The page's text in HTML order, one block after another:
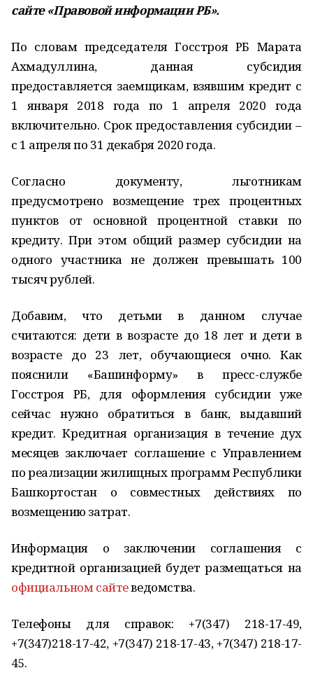
сайте «Правовой информации РБ».
По словам председателя Госстроя РБ Марата
Ахмадуллина, данная субсидия
предоставляется заемщикам, взявшим кредит с
1 января 2018 года по 1 апреля 2020 года
включительно. Срок предоставления субсидии –
с 1 апреля по 31 декабря 2020 года.
Согласно документу, льготникам
предусмотрено возмещение трех процентных
пунктов от основной процентной ставки по
кредиту. При этом общий размер субсидии на
одного участника не должен превышать 100
тысяч рублей.
Добавим, что детьми в данном случае
считаются: дети в возрасте до 18 лет и дети в
возрасте до 23 лет, обучающиеся очно. Как
пояснили «Башинформу» в пресс-службе
Госстроя РБ, для оформления субсидии уже
сейчас нужно обратиться в банк, выдавший
кредит. Кредитная организация в течение дух
месяцев заключает соглашение с Управлением
по реализации жилищных программ Республики
Башкортостан о совместных действиях по
возмещению затрат.
Информация о заключении соглашения с
кредитной организацией будет размещаться на
официальном сайтеведомства.
Телефоны для справок: +7(347) 218-17-49,
+7(347)218-17-42, +7(347) 218-17-43, +7(347) 218-17-
45.